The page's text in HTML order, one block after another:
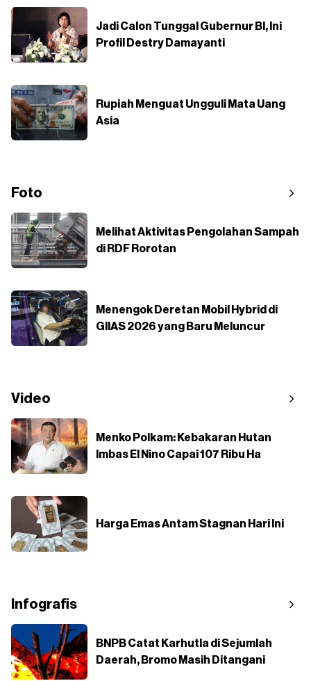
Jadi Calon Tunggal Gubernur BI, Ini
Profil Destry Damayanti
Rupiah Menguat Ungguli Mata Uang
Asia
Foto
Melihat Aktivitas Pengolahan Sampah
di RDF Rorotan
Menengok Deretan Mobil Hybrid di
GIIAS 2026 yang Baru Meluncur
Video
Menko Polkam: Kebakaran Hutan
Imbas El Nino Capai 107 Ribu Ha
Harga Emas Antam Stagnan Hari Ini
Infografis
BNPB Catat Karhutla di Sejumlah
Daerah, Bromo Masih Ditangani